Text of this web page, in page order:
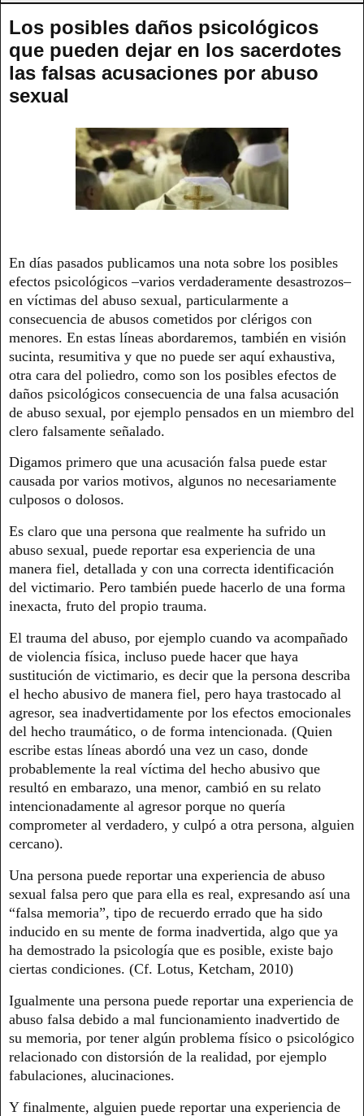
Los posibles daños psicológicos
que pueden dejar en los sacerdotes
las falsas acusaciones por abuso
sexual
En días pasados publicamos una nota sobre los posibles
efectos psicológicos –varios verdaderamente desastrozos–
en víctimas del abuso sexual, particularmente a
consecuencia de abusos cometidos por clérigos con
menores. En estas líneas abordaremos, también en visión
sucinta, resumitiva y que no puede ser aquí exhaustiva,
otra cara del poliedro, como son los posibles efectos de
daños psicológicos consecuencia de una falsa acusación
de abuso sexual, por ejemplo pensados en un miembro del
clero falsamente señalado.
Digamos primero que una acusación falsa puede estar
causada por varios motivos, algunos no necesariamente
culposos o dolosos.
Es claro que una persona que realmente ha sufrido un
abuso sexual, puede reportar esa experiencia de una
manera fiel, detallada y con una correcta identificación
del victimario. Pero también puede hacerlo de una forma
inexacta, fruto del propio trauma.
El trauma del abuso, por ejemplo cuando va acompañado
de violencia física, incluso puede hacer que haya
sustitución de victimario, es decir que la persona describa
el hecho abusivo de manera fiel, pero haya trastocado al
agresor, sea inadvertidamente por los efectos emocionales
del hecho traumático, o de forma intencionada. (Quien
escribe estas líneas abordó una vez un caso, donde
probablemente la real víctima del hecho abusivo que
resultó en embarazo, una menor, cambió en su relato
intencionadamente al agresor porque no quería
comprometer al verdadero, y culpó a otra persona, alguien
cercano).
Una persona puede reportar una experiencia de abuso
sexual falsa pero que para ella es real, expresando así una
“falsa memoria”, tipo de recuerdo errado que ha sido
inducido en su mente de forma inadvertida, algo que ya
ha demostrado la psicología que es posible, existe bajo
ciertas condiciones. (Cf. Lotus, Ketcham, 2010)
Igualmente una persona puede reportar una experiencia de
abuso falsa debido a mal funcionamiento inadvertido de
su memoria, por tener algún problema físico o psicológico
relacionado con distorsión de la realidad, por ejemplo
fabulaciones, alucinaciones.
Y finalmente, alguien puede reportar una experiencia de